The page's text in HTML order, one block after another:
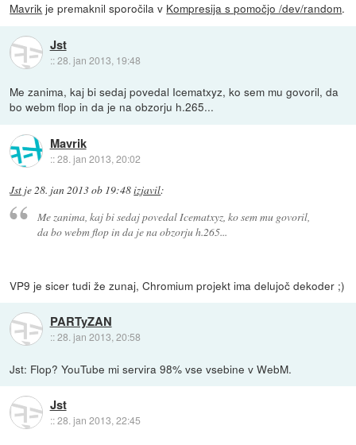
Mavrik je premaknil sporočila v Kompresija s pomočjo /dev/random.
Jst
::28. jan 2013, 19:48
Me zanima, kaj bi sedaj povedal Icematxyz, ko sem mu govoril, da
bo webm flop in da je na obzorju h.265...
Mavrik
::28. jan 2013, 20:02
Jst je28. jan 2013 ob 19:48izjavil:
Me zanima, kaj bi sedaj povedal Icematxyz, ko sem mu govoril,
da bo webm flop in da je na obzorju h.265...
VP9 je sicer tudi že zunaj, Chromium projekt ima delujoč dekoder ;)
PARTyZAN
::28. jan 2013, 20:58
Jst: Flop? YouTube mi servira 98% vse vsebine v WebM.
Jst
::28. jan 2013, 22:45